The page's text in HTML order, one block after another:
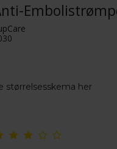
størrelsesskema her